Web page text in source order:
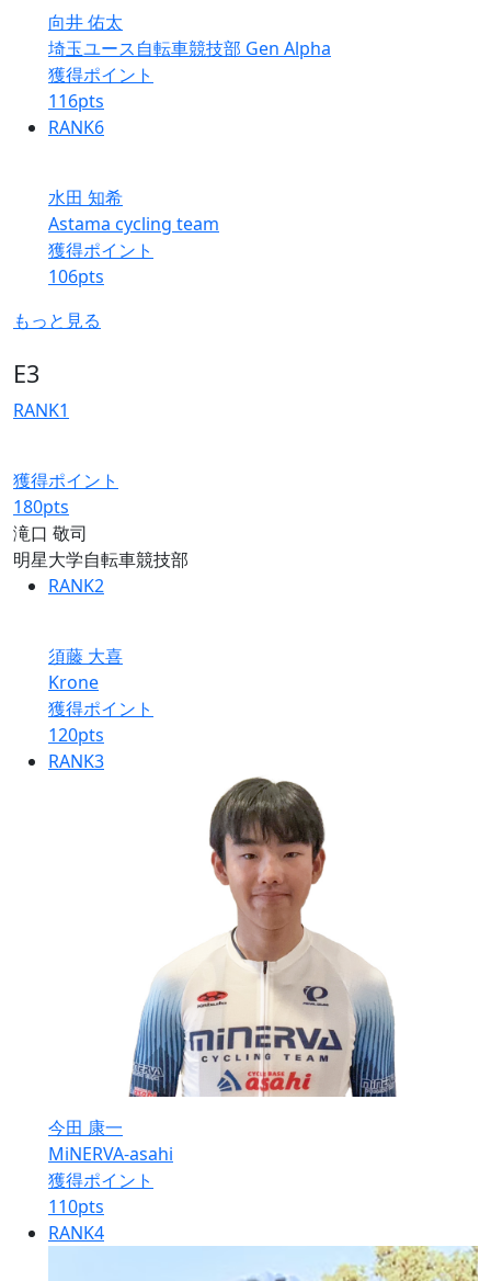
向井 佑太
埼玉ユース自転車競技部 Gen Alpha
獲得ポイント
116pts
RANK6
水田 知希
Astama cycling team
獲得ポイント
106pts
もっと見る
E3
RANK1
獲得ポイント
180pts
滝口 敬司
明星大学自転車競技部
RANK2
須藤 大喜
Krone
獲得ポイント
120pts
RANK3
今田 康一
MiNERVA-asahi
獲得ポイント
110pts
RANK4